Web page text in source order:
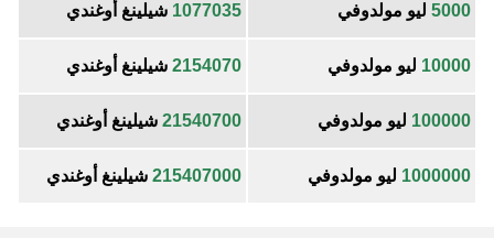
5000 ليو مولدوفي 1077035 شيلينغ أوغندي
10000 ليو مولدوفي 2154070 شيلينغ أوغندي
100000 ليو مولدوفي 21540700 شيلينغ أوغندي
1000000 ليو مولدوفي 215407000 شيلينغ أوغندي